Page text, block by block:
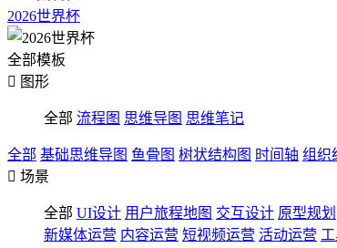
2026世界杯
全部模板
 图形
全部 流程图 思维导图 思维笔记
全部 基础思维导图 鱼骨图 树状结构图 时间轴 组织
 场景
全部 UI设计 用户旅程地图 交互设计 原型规划
新媒体运营 内容运营 短视频运营 活动运营